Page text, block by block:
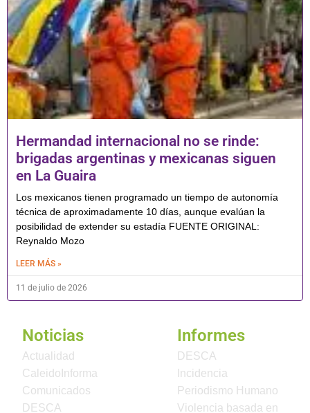
Hermandad internacional no se rinde:
brigadas argentinas y mexicanas siguen
en La Guaira
Los mexicanos tienen programado un tiempo de autonomía
técnica de aproximadamente 10 días, aunque evalúan la
posibilidad de extender su estadía FUENTE ORIGINAL:
Reynaldo Mozo
LEER MÁS »
11 de julio de 2026
Noticias
Actualidad
CaleidoInforma
Comunicados
DESCA
Informes
DESCA
Incidencia
Periodismo Humano
Violencia basada en